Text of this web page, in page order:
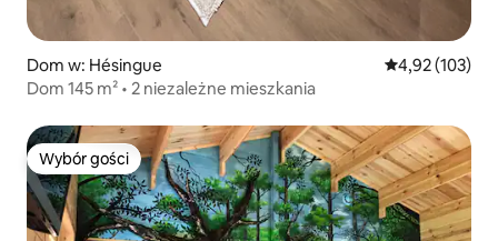
Dom w: Hésingue Średnia
4,92 (103)
Dom 145 m² • 2 niezależne mieszkania
Wybór gości
Wybór gości